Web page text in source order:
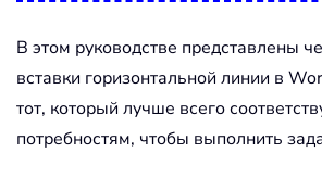
В этом руководстве представлены
вставки горизонтальной линии в
тот, который лучше всего
потребностям, чтобы выполнить